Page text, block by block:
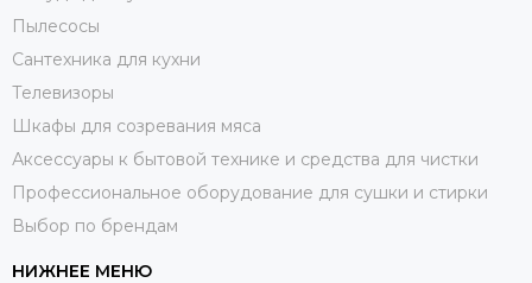
Пылесосы
Сантехника для кухни
Телевизоры
Шкафы для созревания мяса
Аксессуары к бытовой технике и средства для чистки
Профессиональное оборудование для сушки и стирки
Выбор по брендам
НИЖНЕЕ МЕНЮ